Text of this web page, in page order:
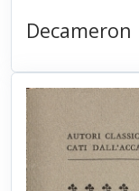
Decameron